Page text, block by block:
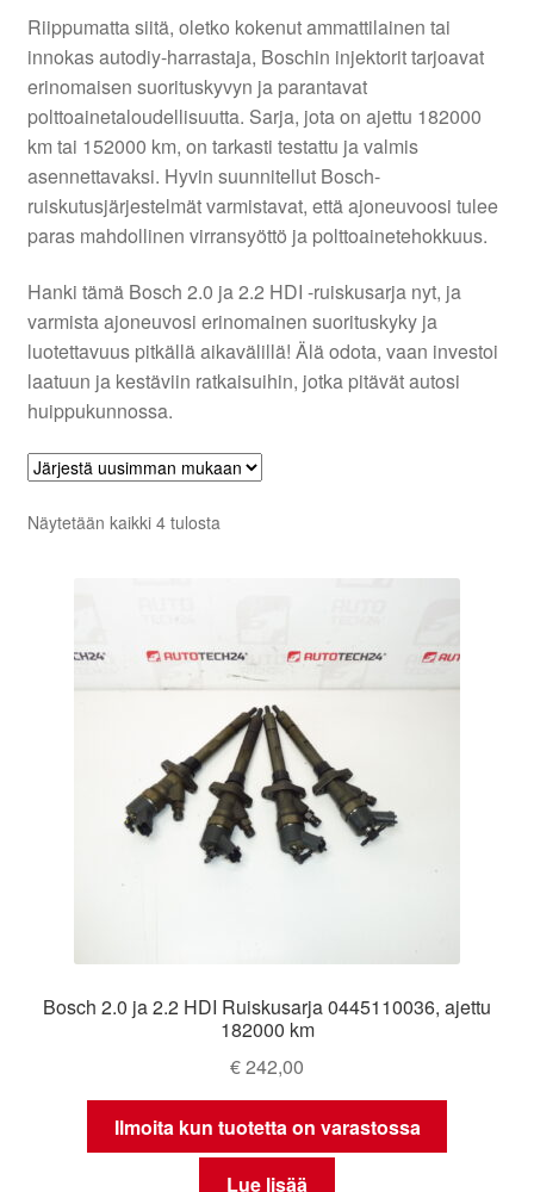
Reklamaatiomenettely
Tarkista
Tietosuojakäytäntö
Tilini
Valitukset
Riippumatta siitä, oletko kokenut ammattilainen tai
innokas autodiy-harrastaja, Boschin injektorit tarjoavat
erinomaisen suorituskyvyn ja parantavat
polttoainetaloudellisuutta. Sarja, jota on ajettu 182000
km tai 152000 km, on tarkasti testattu ja valmis
asennettavaksi. Hyvin suunnitellut Bosch-
ruiskutusjärjestelmät varmistavat, että ajoneuvoosi tulee
paras mahdollinen virransyöttö ja polttoainetehokkuus.
Hanki tämä Bosch 2.0 ja 2.2 HDI -ruiskusarja nyt, ja
varmista ajoneuvosi erinomainen suorituskyky ja
luotettavuus pitkällä aikavälillä! Älä odota, vaan investoi
laatuun ja kestäviin ratkaisuihin, jotka pitävät autosi
huippukunnossa.
Näytetään kaikki 4 tulostaSorted
Bosch 2.0 ja 2.2 HDI Ruiskusarja 0445110036, ajettu
182000 km
€242,00
Ilmoita kun tuotetta on varastossa
Lue lisää